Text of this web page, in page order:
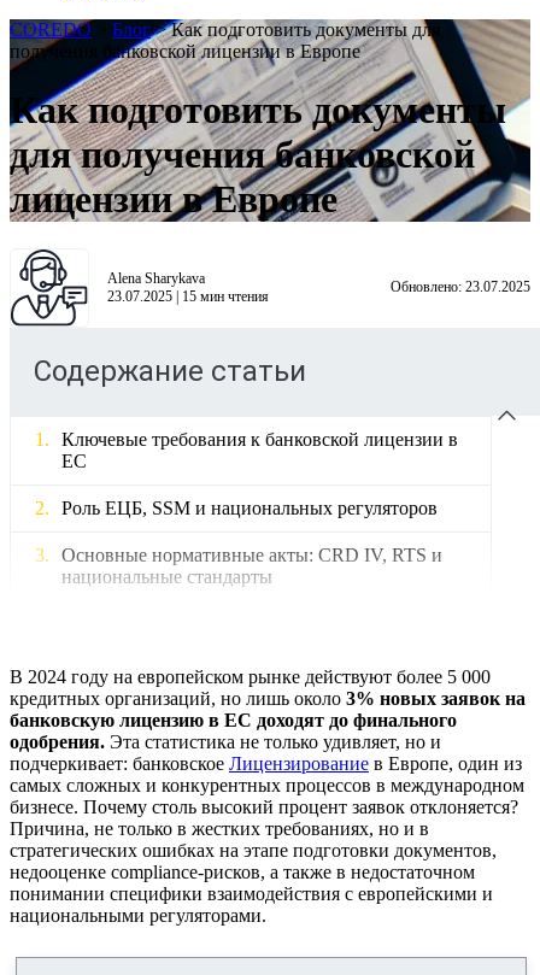
COREDO
Блог>Как подготовить документы для
получения банковской лицензии в Европе
Как подготовить документы
для получения банковской
лицензии в Европе
Alena Sharykava
23.07.2025 | 15 мин чтения
Обновлено: 23.07.2025
Содержание статьи
Ключевые требования к банковской лицензии в
ЕС
Роль ЕЦБ, SSM и национальных регуляторов
Основные нормативные акты: CRD IV, RTS и
национальные стандарты
Состав и структура обязательного пакета
документов
Бизнес-план и операционный план: требования
и ошибки
Подтверждение источников капитала и
прозрачность структуры собственности
Квалификация и опыт топ-менеджмента
В 2024 году на европейском рынке действуют более 5 000
кредитных организаций, но лишь около 3% новых заявок на
банковскую лицензию в ЕС доходят до финального
одобрения. Эта статистика не только удивляет, но и
подчеркивает: банковское Лицензирование в Европе, один из
самых сложных и конкурентных процессов в международном
бизнесе. Почему столь высокий процент заявок отклоняется?
Причина, не только в жестких требованиях, но и в
стратегических ошибках на этапе подготовки документов,
недооценке compliance-рисков, а также в недостаточном
понимании специфики взаимодействия с европейскими и
национальными регуляторами.